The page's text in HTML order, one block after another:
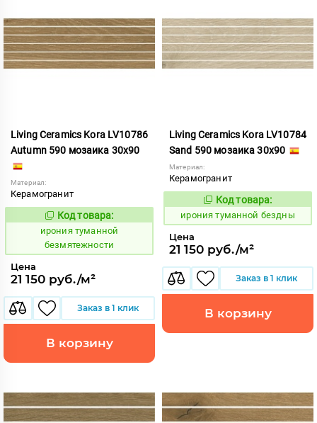
Living Ceramics Kora LV10786
Autumn 590 мозаика 30x90
Материал:
Керамогранит
1106879
Код товара:
ирония туманной
безмятежности
Цена
21 150 руб./м²
Заказ в 1 клик
В корзину
Living Ceramics Kora LV10784
Sand 590 мозаика 30x90
Материал:
Керамогранит
1106877
Код товара:
ирония туманной бездны
Цена
21 150 руб./м²
Заказ в 1 клик
В корзину